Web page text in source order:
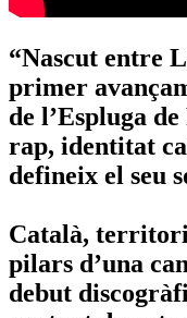
“Nascut entre
primer
de l’Espluga
rap, identitat
defineix el seu
Català,
pilars d’una
debut